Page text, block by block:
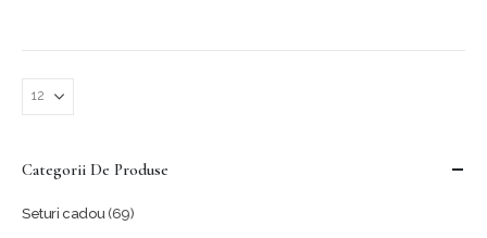
Categorii De Produse
Seturi cadou (69)